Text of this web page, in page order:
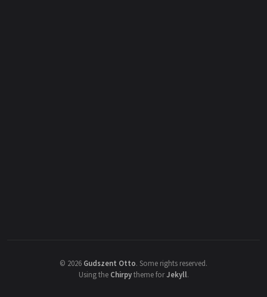
© 2026 Gudszent Otto. Some rights reserved.
Using the Chirpytheme forJekyll.